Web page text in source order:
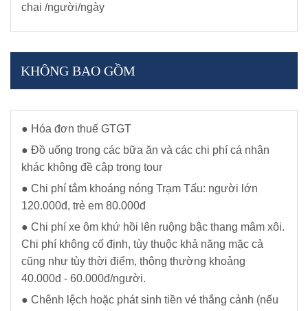
chai /người/ngày
KHÔNG BAO GỒM
● Hóa đơn thuế GTGT
● Đồ uống trong các bữa ăn và các chi phí cá nhân
khác không đề cập trong tour
● Chi phí tắm khoáng nóng Trạm Tấu: người lớn
120.000đ, trẻ em 80.000đ
● Chi phí xe ôm khứ hồi lên ruộng bậc thang mâm xôi.
Chi phí không cố định, tùy thuộc khả năng mặc cả
cũng như tùy thời điểm, thông thường khoảng
40.000đ - 60.000đ/người.
● Chênh lệch hoặc phát sinh tiền vé thắng cảnh (nếu